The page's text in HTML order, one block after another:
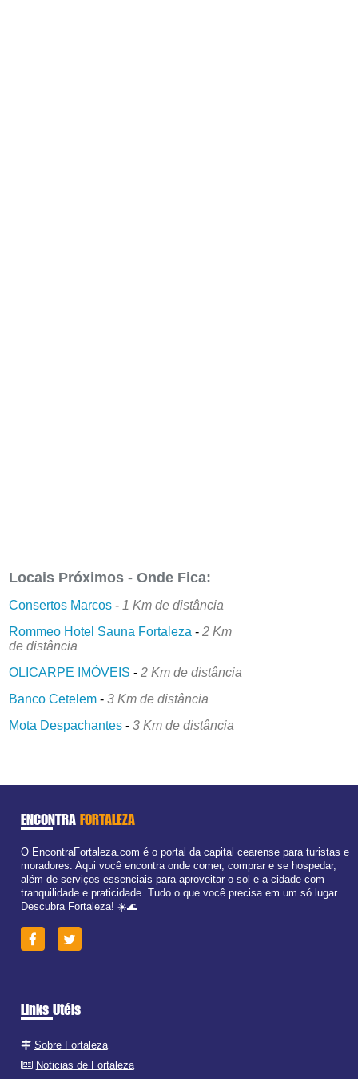
Locais Próximos - Onde Fica:
Consertos Marcos - 1 Km de distância
Rommeo Hotel Sauna Fortaleza -2 Km
de distância
OLICARPE IMÓVEIS -2 Km de distância
Banco Cetelem -3 Km de distância
Mota Despachantes -3 Km de distância
ENCONTRA FORTALEZA
O EncontraFortaleza.com é o portal da capital cearense para turistas e
moradores. Aqui você encontra onde comer, comprar e se hospedar,
além de serviços essenciais para aproveitar o sol e a cidade com
tranquilidade e praticidade. Tudo o que você precisa em um só lugar.
Descubra Fortaleza! ☀️🌊
Links Utéis
Sobre Fortaleza
Noticias de Fortaleza